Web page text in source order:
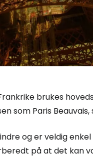
brukes
som Paris
og er veldig
på at det kan